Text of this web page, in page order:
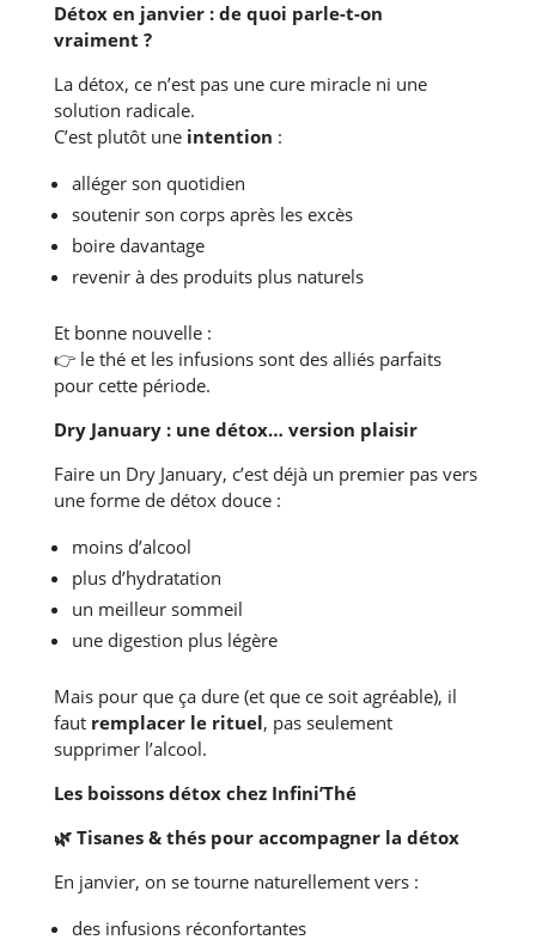
Détox en janvier : de quoi parle-t-on
vraiment ?
La détox, ce n’est pas une cure miracle ni une
solution radicale.
C’est plutôt une intention :
alléger son quotidien
soutenir son corps après les excès
boire davantage
revenir à des produits plus naturels
Et bonne nouvelle :
👉le thé et les infusions sont des alliés parfaits
pour cette période.
Dry January : une détox… version plaisir
Faire un Dry January, c’est déjà un premier pas vers
une forme de détox douce :
moins d’alcool
plus d’hydratation
un meilleur sommeil
une digestion plus légère
Mais pour que ça dure (et que ce soit agréable), il
faut remplacer le rituel, pas seulement
supprimer l’alcool.
Les boissons détox chez Infini’Thé
🌿Tisanes & thés pour accompagner la détox
En janvier, on se tourne naturellement vers :
des infusions réconfortantes